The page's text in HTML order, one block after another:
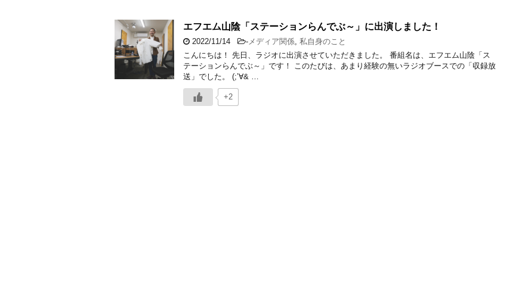
エフエム山陰「ステーションらんでぶ～」に出演しました！
2022/11/14 -メディア関係, 私自身のこと
こんにちは！ 先日、ラジオに出演させていただきました。 番組名は、エフエム山陰「ス
テーションらんでぶ～」です！ このたびは、あまり経験の無いラジオブースでの「収録放
送」でした。 (;’∀& …
+2